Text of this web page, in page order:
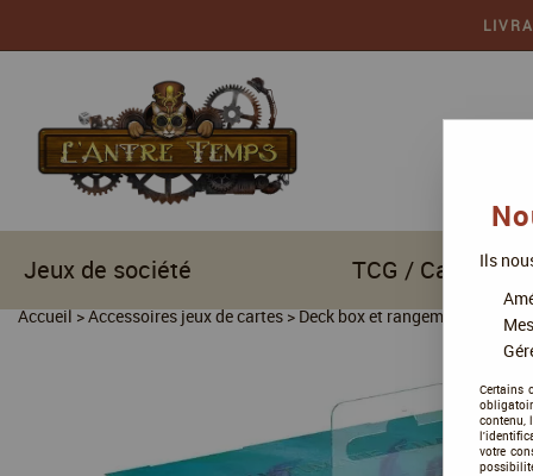
Jeux de société TCG / Cartes à
Accueil>Accessoires jeux de cartes>Deck box et rangements pour
Ils
Certains
contenu,
votre